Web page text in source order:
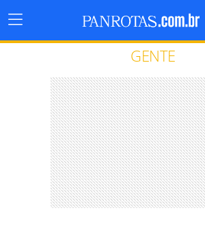
Menu
Principal
GENTE